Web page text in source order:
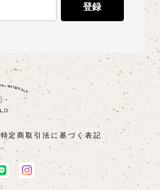
登録
特定商取引法に基づく表記